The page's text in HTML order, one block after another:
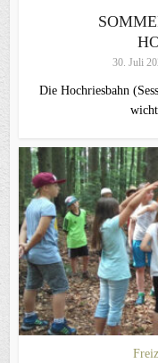
30. Juli
Die Hochriesbahn